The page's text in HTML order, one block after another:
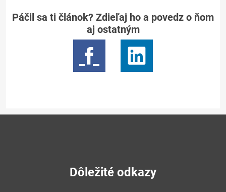
Páčil sa ti článok? Zdieľaj ho a povedz o ňom
aj ostatným
Dôležité odkazy